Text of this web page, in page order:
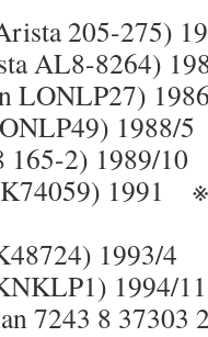
205-275)
AL8-8264)
LONLP27)
1988/5
165-2) 1989/10
1991
1993/4
1994/11
7243 8 37303